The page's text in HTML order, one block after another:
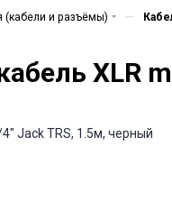
(кабели и разъёмы) —
XLR
Jack TRS, 1.5м, черный